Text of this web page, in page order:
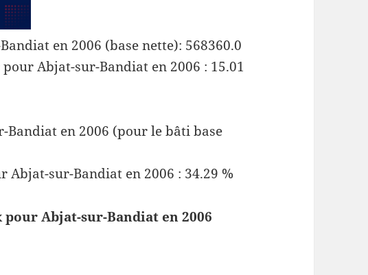
en 2006 (base nette): 568360.0
Abjat-sur-Bandiat en 2006 : 15.01
en 2006 (pour le bâti base
Abjat-sur-Bandiat en 2006 : 34.29 %
Abjat-sur-Bandiat en 2006